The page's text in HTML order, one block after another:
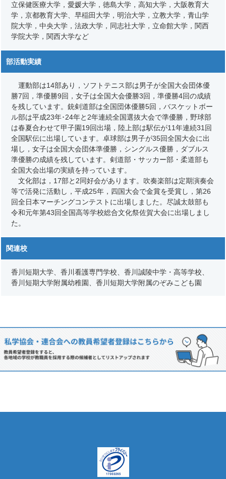
立保健医療大学，愛媛大学，徳島大学，高知大学，大阪教育大
学，京都教育大学、早稲田大学，明治大学，立教大学，青山学
院大学，中央大学，法政大学，同志社大学，立命館大学，関西
学院大学，関西大学など
部活動実績
運動部は14部あり，ソフトテニス部は男子が全国大会団体優
勝7回，準優勝9回，女子は全国大会優勝3回，準優勝4回の成績
を残しています。銃剣道部は全国団体優勝5回，バスケットボー
ル部は平成23年･24年と2年連続全国選抜大会で準優勝，野球部
は春夏合わせて甲子園19回出場，陸上部は駅伝が11年連続31回
全国駅伝に出場しています。卓球部は男子が35回全国大会に出
場し，女子は全国大会団体準優勝，シングルス優勝，ダブルス
準優勝の成績を残しています。剣道部・サッカー部・柔道部も
全国大会出場の実績を持っています。
文化部は，17部と2同好会があります。吹奏楽部は定期演奏会
等で活発に活動し，平成25年，四国大会で金賞を受賞し，第26
回全日本マーチングコンテストに出場しました。尽誠太鼓部も
令和元年第43回全国高等学校総合文化祭佐賀大会に出場しまし
た。
関連校
香川短期大学、香川看護専門学校、香川誠陵中学・高等学校、
香川短期大学附属幼稚園、香川短期大学附属のぞみこども園